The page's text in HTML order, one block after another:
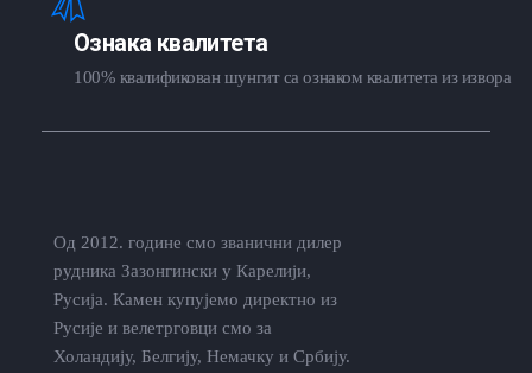
Ознака квалитета
100% квалификован шунгит са ознаком квалитета из извора
Од 2012. године смо званични дилер
рудника Зазонгински у Карелији,
Русија. Камен купујемо директно из
Русије и велетрговци смо за
Холандију, Белгију, Немачку и Србију.